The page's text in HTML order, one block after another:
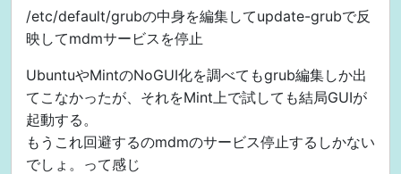
/etc/default/grubの中身を編集してupdate-grubで反
映してmdmサービスを停止
UbuntuやMintのNoGUI化を調べてもgrub編集しか出
てこなかったが、それをMint上で試しても結局GUIが
起動する。
もうこれ回避するのmdmのサービス停止するしかない
でしょ。って感じ